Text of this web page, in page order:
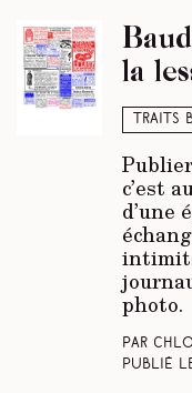
Traits
la
c’est
d’une
photo.
Par
Publié